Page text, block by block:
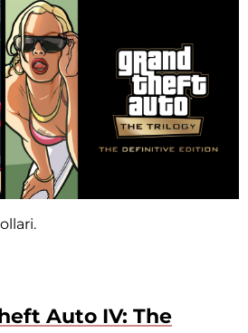
Auto IV: The